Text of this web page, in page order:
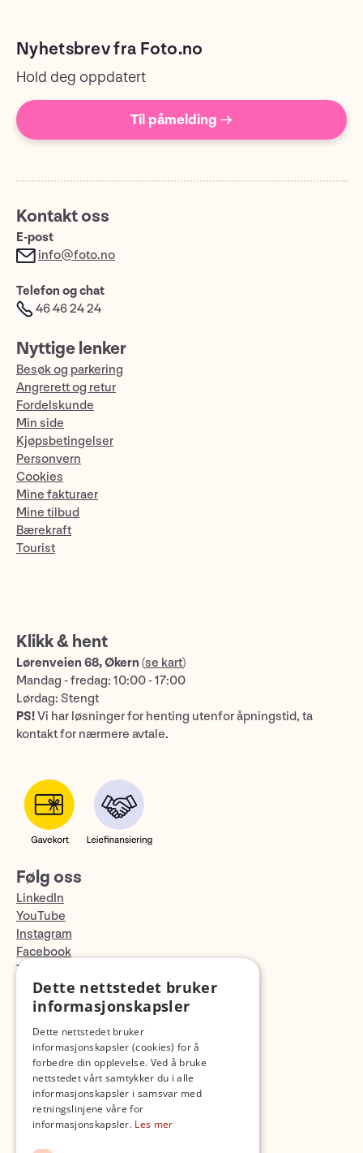
Nyhetsbrev fra Foto.no
Hold deg oppdatert
Til påmelding →
Kontakt oss
E-post
info@foto.no
Telefon og chat
46 46 24 24
Nyttige lenker
Besøk og parkering
Angrerett og retur
Fordelskunde
Min side
Kjøpsbetingelser
Personvern
Cookies
Mine fakturaer
Mine tilbud
Bærekraft
Tourist
Klikk & hent
Lørenveien 68, Økern (se kart)
Mandag - fredag: 10:00 - 17:00
Lørdag: Stengt
PS!Vi har løsninger for henting utenfor åpningstid, ta
kontakt for nærmere avtale.
Følg oss
LinkedIn
YouTube
Instagram
Facebook
TikTok
Fotopodden
Dette nettstedet bruker
informasjonskapsler
Dette nettstedet bruker
informasjonskapsler (cookies) for å
forbedre din opplevelse. Ved å bruke
nettstedet vårt samtykker du i alle
informasjonskapsler i samsvar med
retningslinjene våre for
informasjonskapsler. Les mer